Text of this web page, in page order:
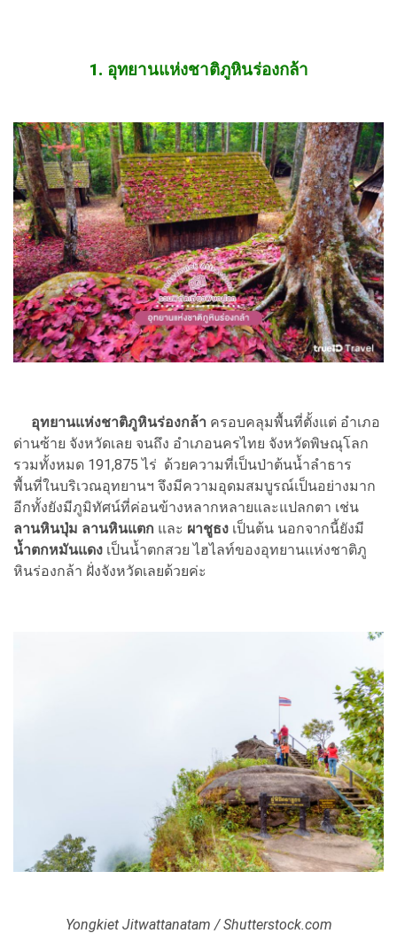
1. อุทยานแห่งชาติภูหินร่องกล้า
อุทยานแห่งชาติภูหินร่องกล้า ครอบคลุมพื้นที่ตั้งแต่ อำเภอ
ด่านซ้าย จังหวัดเลย จนถึง อำเภอนครไทย จังหวัดพิษณุโลก
รวมทั้งหมด 191,875 ไร่ ด้วยความที่เป็นป่าต้นน้ำลำธาร
พื้นที่ในบริเวณอุทยานฯ จึงมีความอุดมสมบูรณ์เป็นอย่างมาก
อีกทั้งยังมีภูมิทัศน์ที่ค่อนข้างหลากหลายและแปลกตา เช่น
ลานหินปุ่ม ลานหินแตก และ ผาชูธง เป็นต้น นอกจากนี้ยังมี
น้ำตกหมันแดง เป็นน้ำตกสวย ไฮไลท์ของอุทยานแห่งชาติภู
หินร่องกล้า ฝั่งจังหวัดเลยด้วยค่ะ
Yongkiet Jitwattanatam / Shutterstock.com